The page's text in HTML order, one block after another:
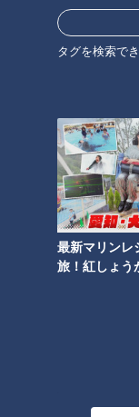
タグを検索で
最新マリンレ
旅！紅しょう
野田も脱帽！ 野田
ウトか！？ 愛知県
校『滝学園』先進技
高齢化社会の救世主
ヂラブ、介護業界を
生たちに出会う！愛
『古知野高校』福祉科